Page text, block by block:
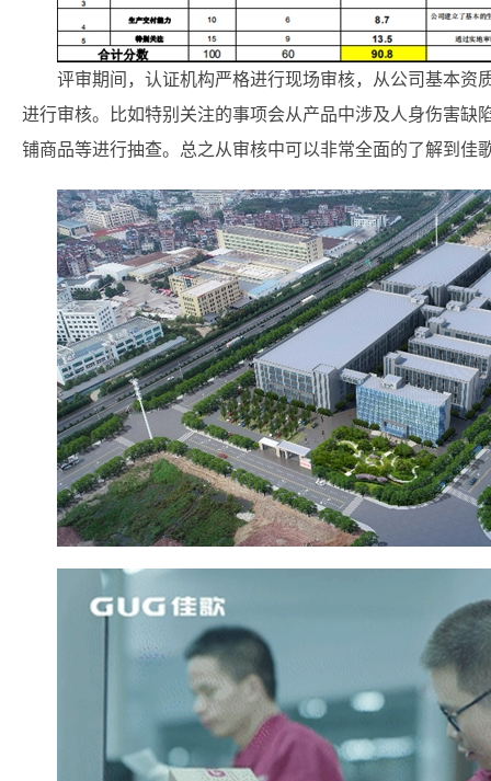
评审期间，认证机构严格进行现场审核，从公司基本资
进行审核。比如特别关注的事项会从产品中涉及人身伤害缺
铺商品等进行抽查。总之从审核中可以非常全面的了解到佳